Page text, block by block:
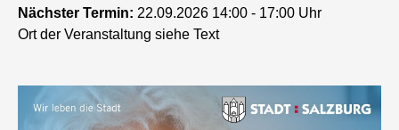
Nächster Termin: 22.09.2026 14:00 - 17:00 Uhr
Ort der Veranstaltung siehe Text